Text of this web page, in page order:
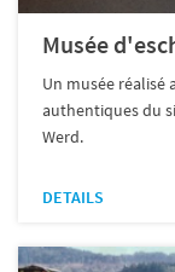
Musée
Un musée réalisé
authentiques du
Werd.
DETAILS